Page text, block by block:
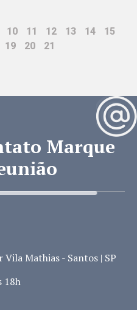
10 11 12 13 14
15
19 20 21
Marque
Vila Mathias - Santos | SP
18h